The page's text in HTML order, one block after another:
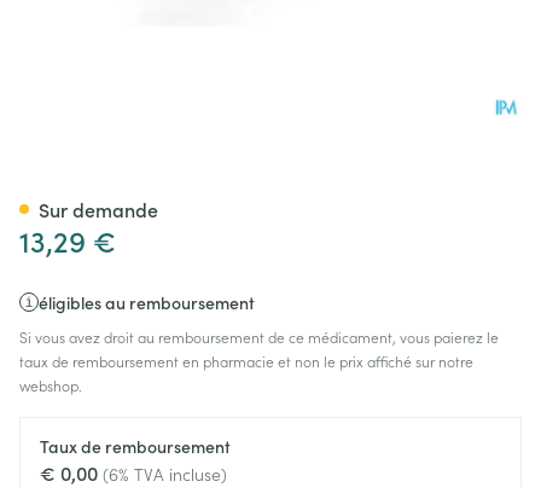
13,29 €
éligibles au remboursement
Si vous avez droit au remboursement de ce médicament, vous paierez le
taux de remboursement en pharmacie et non le prix affiché sur notre
webshop.
Taux de remboursement
€ 0,00 (6% TVA incluse)
Sur demande